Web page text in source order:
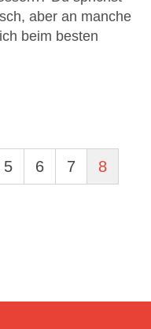
aber an manche
beim besten
5 6 7 8